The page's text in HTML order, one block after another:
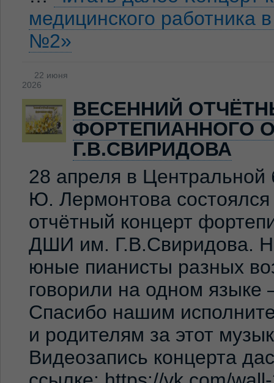
медицинского
№2»
22 июня
2026
ВЕСЕННИЙ
ФОРТЕПИАННОГО
Г.В.СВИРИДОВА
28 апреля в
Ю. Лермонтова состоялся
отчётный концерт
ДШИ им. Г.В.Свиридова.
юные пианисты разных
говорили на одном
Спасибо нашим
и родителям за этот
Видеозапись концерта